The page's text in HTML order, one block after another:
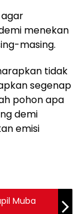
menekan
masing.
tidak
segenap
pohon apa
demi
emisi
Muba